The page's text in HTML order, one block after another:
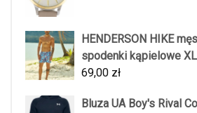
HENDERSON HIKE
spodenki kąpielowe XL
69,00 zł
Bluza UA Boy's Rival